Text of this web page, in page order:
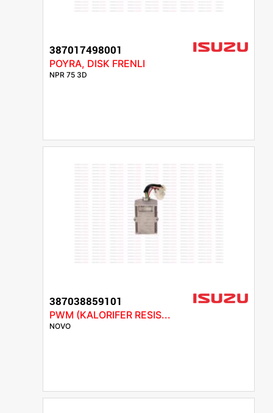
387017498001
POYRA, DISK FRENLI
NPR 75 3D
387038859101
PWM (KALORIFER RESIS...
NOVO